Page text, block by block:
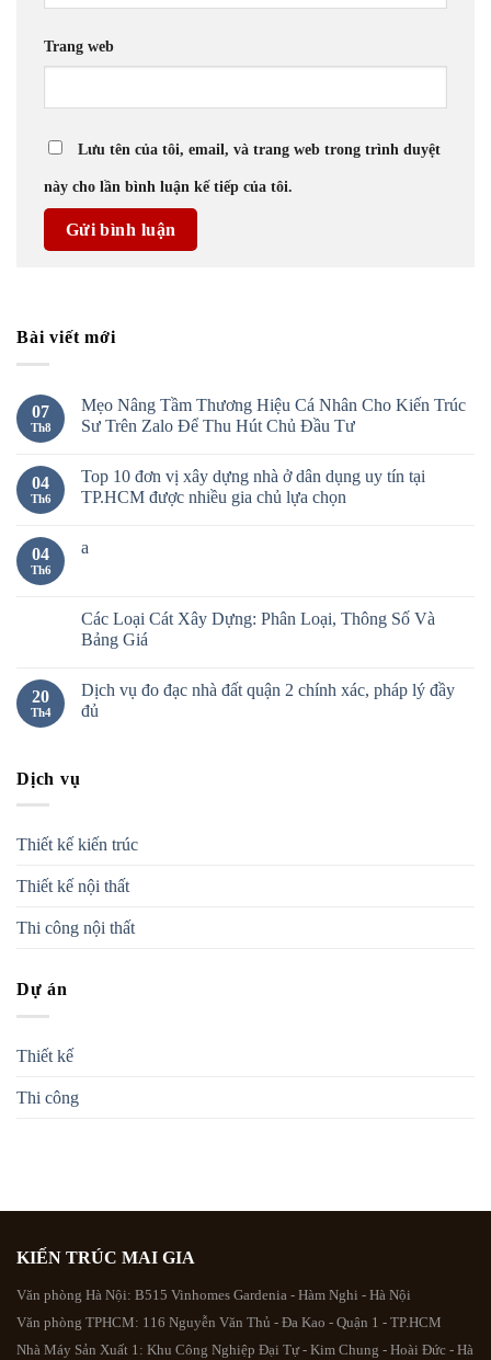
Trang web
Lưu tên của tôi, email, và trang web trong trình duyệt
này cho lần bình luận kế tiếp của tôi.
Bài viết mới
07
Th8
Mẹo Nâng Tầm Thương Hiệu Cá Nhân Cho Kiến Trúc
Sư Trên Zalo Để Thu Hút Chủ Đầu Tư
04
Th6
Top 10 đơn vị xây dựng nhà ở dân dụng uy tín tại
TP.HCM được nhiều gia chủ lựa chọn
04
Th6
a
Các Loại Cát Xây Dựng: Phân Loại, Thông Số Và
Bảng Giá
20
Th4
Dịch vụ đo đạc nhà đất quận 2 chính xác, pháp lý đầy
đủ
Dịch vụ
Thiết kế kiến trúc
Thiết kế nội thất
Thi công nội thất
Dự án
Thiết kế
Thi công
KIẾN TRÚC MAI GIA
Văn phòng Hà Nội: B515 Vinhomes Gardenia - Hàm Nghi - Hà Nội
Văn phòng TPHCM: 116 Nguyễn Văn Thủ - Đa Kao - Quận 1 - TP.HCM
Nhà Máy Sản Xuất 1: Khu Công Nghiệp Đại Tự - Kim Chung - Hoài Đức - Hà